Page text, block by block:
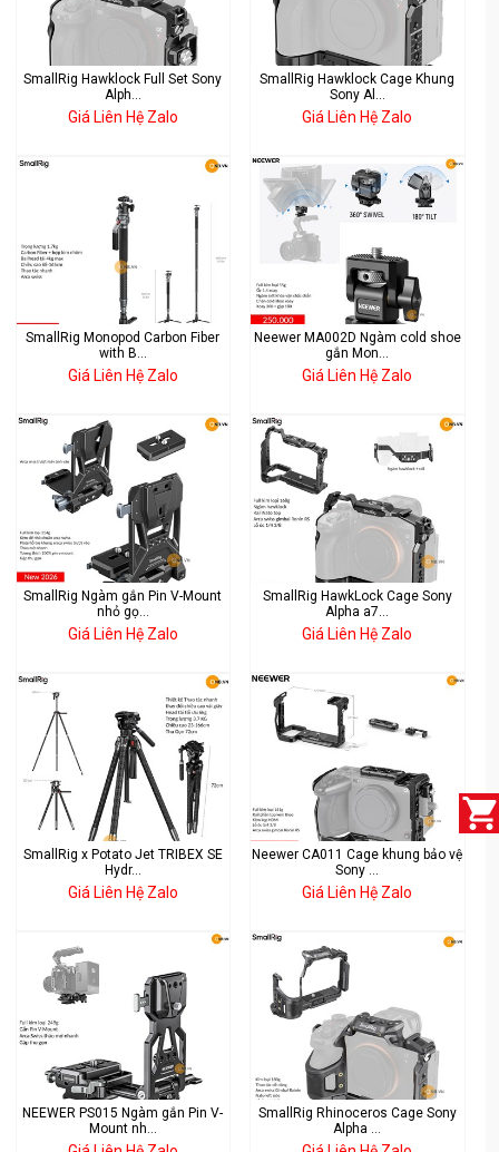
SmallRig Hawklock Full Set Sony
Alph...
Giá Liên Hệ Zalo
SmallRig Hawklock Cage Khung
Sony Al...
Giá Liên Hệ Zalo
SmallRig Monopod Carbon Fiber
with B...
Giá Liên Hệ Zalo
Neewer MA002D Ngàm cold shoe
gắn Mon...
Giá Liên Hệ Zalo
SmallRig Ngàm gắn Pin V-Mount
nhỏ gọ...
Giá Liên Hệ Zalo
SmallRig HawkLock Cage Sony
Alpha a7...
Giá Liên Hệ Zalo
SmallRig x Potato Jet TRIBEX SE
Hydr...
Giá Liên Hệ Zalo
Neewer CA011 Cage khung bảo vệ
Sony ...
Giá Liên Hệ Zalo
NEEWER PS015 Ngàm gắn Pin V-
Mount nh...
SmallRig Rhinoceros Cage Sony
Alpha ...